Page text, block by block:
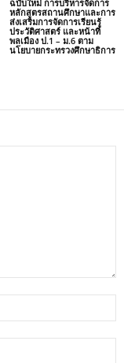
ฉบับใหม่ การบริหารจัดการ
หลักสูตรสถานศึกษาและการ
ส่งเสริมการจัดการเรียนรู้
ประวัติศาสตร์ และหน้าที่
พลเมือง ป.1 – ม.6 ตาม
นโยบายกระทรวงศึกษาธิการ